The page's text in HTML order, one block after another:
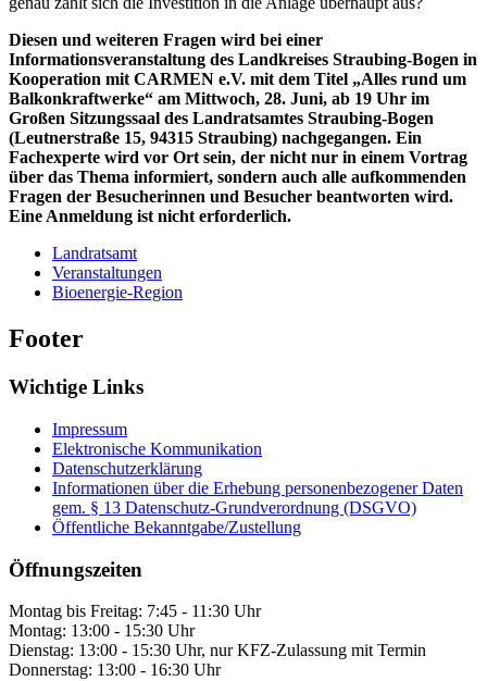
Diesen und weiteren Fragen wird bei einer
Informationsveranstaltung des Landkreises Straubing-Bogen in
Kooperation mit CARMEN e.V. mit dem Titel „Alles rund um
Balkonkraftwerke“ am Mittwoch, 28. Juni, ab 19 Uhr im
Großen Sitzungssaal des Landratsamtes Straubing-Bogen
(Leutnerstraße 15, 94315 Straubing) nachgegangen. Ein
Fachexperte wird vor Ort sein, der nicht nur in einem Vortrag
über das Thema informiert, sondern auch alle aufkommenden
Fragen der Besucherinnen und Besucher beantworten wird.
Eine Anmeldung ist nicht erforderlich.
Landratsamt
Veranstaltungen
Bioenergie-Region
Footer
Wichtige Links
Impressum
Elektronische Kommunikation
Datenschutzerklärung
Informationen über die Erhebung personenbezogener Daten
gem. § 13 Datenschutz-Grundverordnung (DSGVO)
Öffentliche Bekanntgabe/Zustellung
Öffnungszeiten
Montag bis Freitag: 7:45 - 11:30 Uhr
Montag: 13:00 - 15:30 Uhr
Dienstag: 13:00 - 15:30 Uhr, nur KFZ-Zulassung mit Termin
Donnerstag: 13:00 - 16:30 Uhr